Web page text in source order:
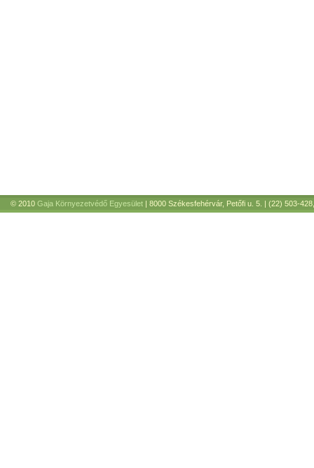
© 2010 Gaja Környezetvédő Egyesület | 8000 Székesfehérvár, Petőfi u. 5. | (22) 503-